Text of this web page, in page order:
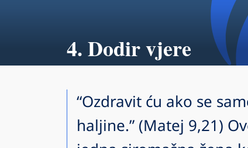
4. Dodir vjere
“Ozdravit ću ako se
haljine.” (Matej 9,21)